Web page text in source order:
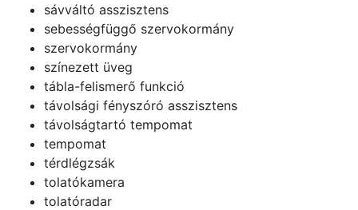
sávváltó asszisztens
sebességfüggő szervokormány
szervokormány
színezett üveg
tábla-felismerő funkció
távolsági fényszóró asszisztens
távolságtartó tempomat
tempomat
térdlégzsák
tolatókamera
tolatóradar